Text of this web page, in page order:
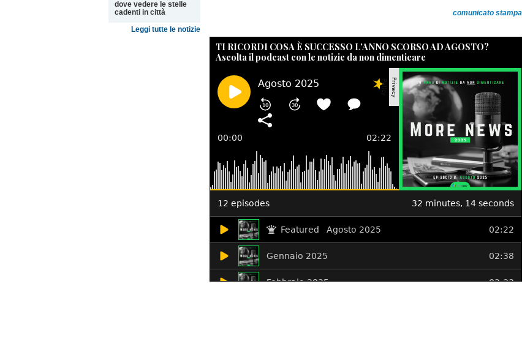
dove vedere le stelle
cadenti in città
Leggi tutte le notizie
comunicato stampa
TI RICORDI COSA È SUCCESSO L’ANNO SCORSO AD AGOSTO?
Ascolta il podcast con le notizie da non dimenticare